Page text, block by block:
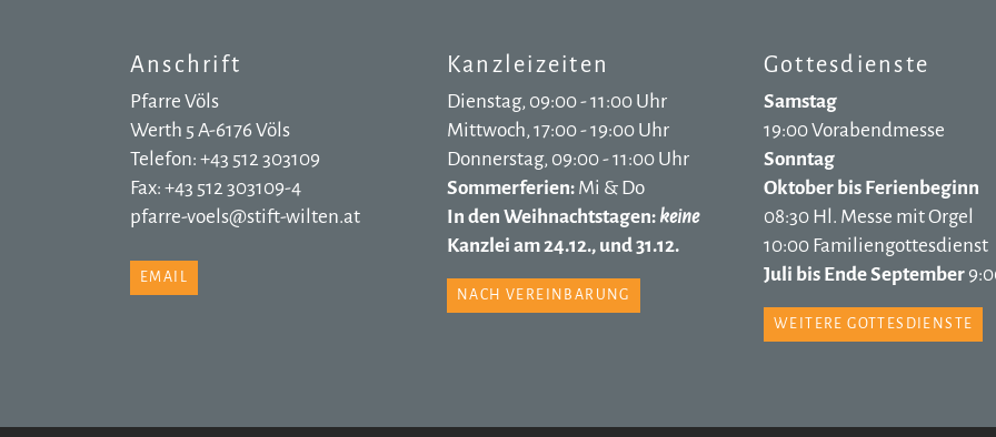
Anschrift
Pfarre Völs
Werth 5 A-6176 Völs
Telefon: +43 512 303109
Fax: +43 512 303109-4
pfarre-voels@stift-wilten.at
EMAIL
Kanzleizeiten
Dienstag, 09:00 - 11:00 Uhr
Mittwoch, 17:00 - 19:00 Uhr
Donnerstag, 09:00 - 11:00 Uhr
Sommerferien: Mi & Do
In den Weihnachtstagen: keine
Kanzlei am 24.12., und 31.12.
NACH VEREINBARUNG
Gottesdienste
Samstag
19:00 Vorabendmesse
Sonntag
Oktober bis Ferienbeginn
08:30 Hl. Messe mit Orgel
10:00 Familiengottesdienst
Juli bis Ende September
WEITERE GOTTESDIENSTE